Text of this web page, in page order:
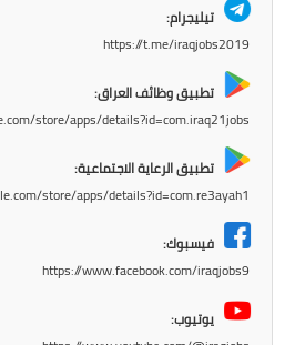
تيليجرام:
https://t.me/iraqjobs2019
تطبيق وظائف العراق:
store/apps/details?id=com.iraq21jobs
تطبيق الرعاية الاجتماعية:
store/apps/details?id=com.re3ayah1
فيسبوك:
https://www.facebook.com/iraqjobs9
يوتيوب: